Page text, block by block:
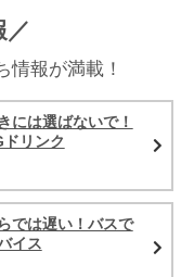
／
情報が満載！
には選ばないで！
ドリンク
では遅い！バスで
イス